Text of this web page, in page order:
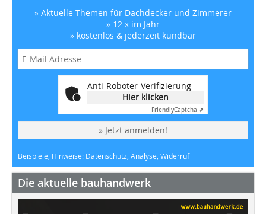
» Aktuelle Themen für Dachdecker und Zimmerer
» 12 x im Jahr
» kostenlos & jederzeit kündbar
Anti-Roboter-Verifizierung
Hier klicken
FriendlyCaptcha ⇗
» Jetzt anmelden!
Beispiele, Hinweise: Datenschutz, Analyse, Widerruf
Die aktuelle bauhandwerk